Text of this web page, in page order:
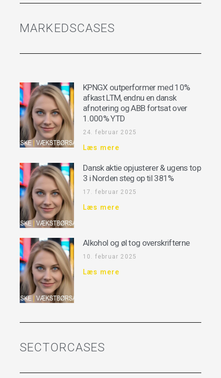
MARKEDSCASES
KPNGX outperformer med 10%
afkast LTM, endnu en dansk
afnotering og ABB fortsat over
1.000% YTD
24. februar 2025
Læs mere
Dansk aktie opjusterer & ugens top
3 i Norden steg op til 381%
17. februar 2025
Læs mere
Alkohol og øl tog overskrifterne
10. februar 2025
Læs mere
SECTORCASES